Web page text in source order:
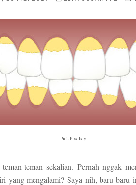
Pict. Pixabay
teman sekalian. Pernah nggak
yang mengalami? Saya nih, baru-baru